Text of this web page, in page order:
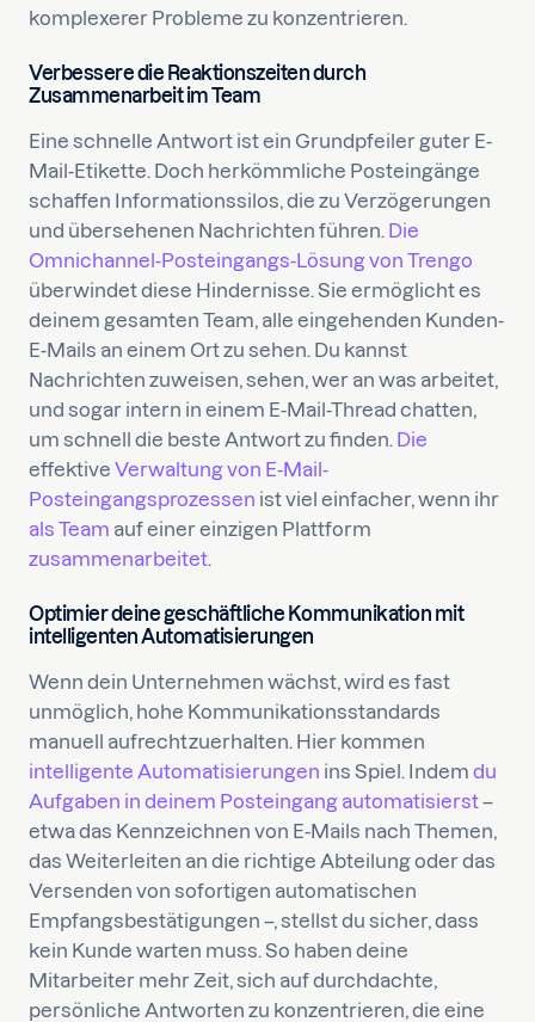
komplexerer Probleme zu konzentrieren.
Verbessere die Reaktionszeiten durch
Zusammenarbeit im Team
Eine schnelle Antwort ist ein Grundpfeiler guter E-
Mail-Etikette. Doch herkömmliche Posteingänge
schaffen Informationssilos, die zu Verzögerungen
und übersehenen Nachrichten führen. Die
Omnichannel-Posteingangs-Lösung von Trengo
überwindet diese Hindernisse. Sie ermöglicht es
deinem gesamten Team, alle eingehenden Kunden-
E-Mails an einem Ort zu sehen. Du kannst
Nachrichten zuweisen, sehen, wer an was arbeitet,
und sogar intern in einem E-Mail-Thread chatten,
um schnell die beste Antwort zu finden. Die
effektive Verwaltung von E-Mail-
Posteingangsprozessen ist viel einfacher, wenn ihr
als Team auf einer einzigen Plattform
zusammenarbeitet.
Optimier deine geschäftliche Kommunikation mit
intelligenten Automatisierungen
Wenn dein Unternehmen wächst, wird es fast
unmöglich, hohe Kommunikationsstandards
manuell aufrechtzuerhalten. Hier kommen
intelligente Automatisierungen ins Spiel. Indem du
Aufgaben in deinem Posteingang automatisierst–
etwa das Kennzeichnen von E-Mails nach Themen,
das Weiterleiten an die richtige Abteilung oder das
Versenden von sofortigen automatischen
Empfangsbestätigungen –, stellst du sicher, dass
kein Kunde warten muss. So haben deine
Mitarbeiter mehr Zeit, sich auf durchdachte,
persönliche Antworten zu konzentrieren, die eine